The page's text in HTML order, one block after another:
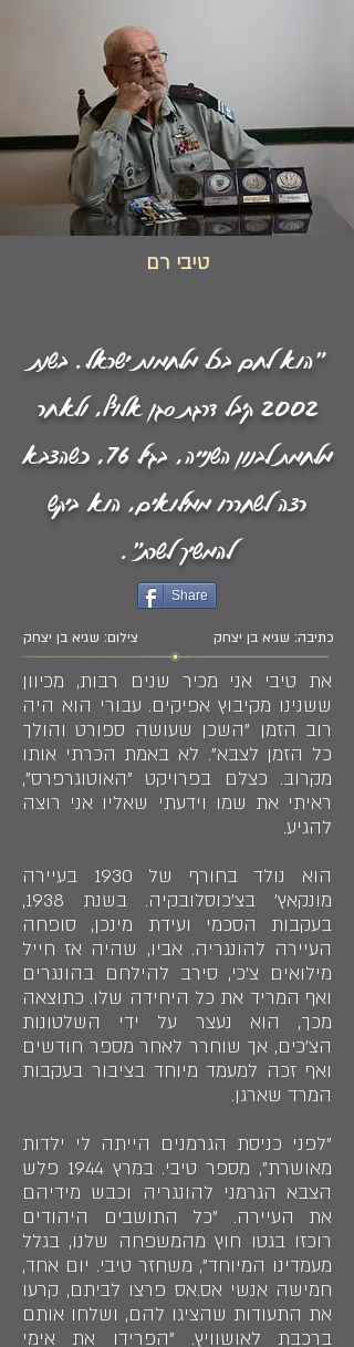
טיבי רם
"הוא לחם בכל מלחמות ישראל. בשנת
2002 קיבל דרגת סגן אלוף, ולאחר
מלחמת לבנון השנייה, בגיל 76, כשהצבא
רצה לשחררו ממילואים, הוא ביקש
להמשיך לשרת".
Share
צילום: שגיא בן יצחק כתיבה: שגיא בן יצחק
את טיבי אני מכיר שנים רבות, מכיוון
ששנינו מקיבוץ אפיקים. עבורי הוא היה
רוב הזמן "השכן שעושה ספורט והולך
כל הזמן לצבא". לא באמת הכרתי אותו
מקרוב. כצלם בפרויקט "האוטוגרפרס",
ראיתי את שמו וידעתי שאליו אני רוצה
להגיע.
הוא נולד בחורף של 1930 בעיירה
מונקאץ' בצ'כוסלובקיה. בשנת 1938,
בעקבות הסכמי ועידת מינכן, סופחה
העיירה להונגריה. אביו, שהיה אז חייל
מילואים צ'כי, סירב להילחם בהונגרים
ואף המריד את כל היחידה שלו. כתוצאה
מכך, הוא נעצר על ידי השלטונות
הצ'כים, אך שוחרר לאחר מספר חודשים
ואף זכה למעמד מיוחד בציבור בעקבות
המרד שארגן.
"לפני כניסת הגרמנים הייתה לי ילדות
מאושרת", מספר טיבי. במרץ 1944 פלש
הצבא הגרמני להונגריה וכבש מידיהם
את העיירה. "כל התושבים היהודים
רוכזו בגטו חוץ מהמשפחה שלנו, בגלל
מעמדינו המיוחד", משחזר טיבי. יום אחד,
חמישה אנשי אס.אס פרצו לביתם, קרעו
את התעודות שהציגו להם, ושלחו אותם
ברכבת לאושוויץ. "הפרידו את אימי